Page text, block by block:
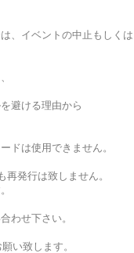
、イベントの中止もしくは
避ける理由から
ドは使用できません。
発行は致しません。
わせ下さい。
い致します。